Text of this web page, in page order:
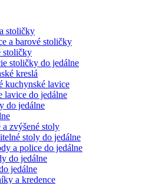
stoličky
a barové stoličky
stoličky
stoličky do jedálne
kreslá
kuchynské lavice
lavice do jedálne
do jedálne
a zvýšené stoly
stoly do jedálne
a police do jedálne
do jedálne
jedálne
a kredence